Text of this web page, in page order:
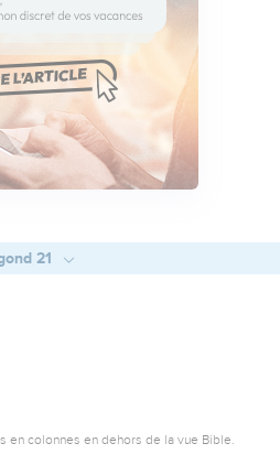
21
en colonnes en dehors de la vue Bible.